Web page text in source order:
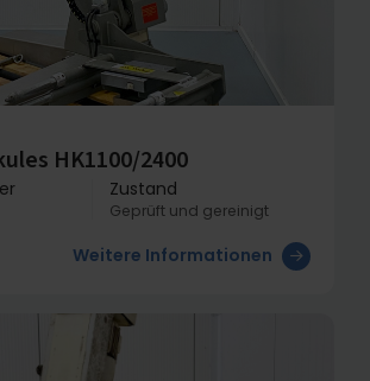
HK1100/2400
Zustand
Geprüft und gereinigt
Weitere Informationen